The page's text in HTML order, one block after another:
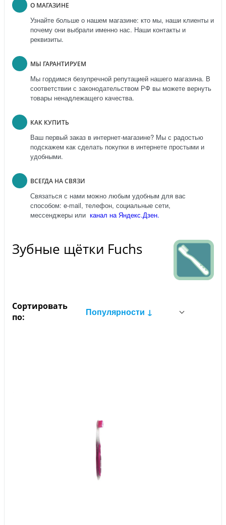
О МАГАЗИНЕ
Узнайте больше о нашем магазине: кто мы, наши клиенты и
почему они выбрали именно нас. Наши контакты и
реквизиты.
МЫ ГАРАНТИРУЕМ
Мы гордимся безупречной репутацией нашего магазина. В
соответствии с законодательством РФ вы можете вернуть
товары ненадлежащего качества.
КАК КУПИТЬ
Ваш первый заказ в интернет-магазине? Мы с радостью
подскажем как сделать покупки в интернете простыми и
удобными.
ВСЕГДА НА СВЯЗИ
Связаться с нами можно любым удобным для вас
способом: e-mail, телефон, социальные сети,
мессенджеры или канал на Яндекс.Дзен.
Зубные щётки Fuchs
Сортировать
по:
Популярности ↓